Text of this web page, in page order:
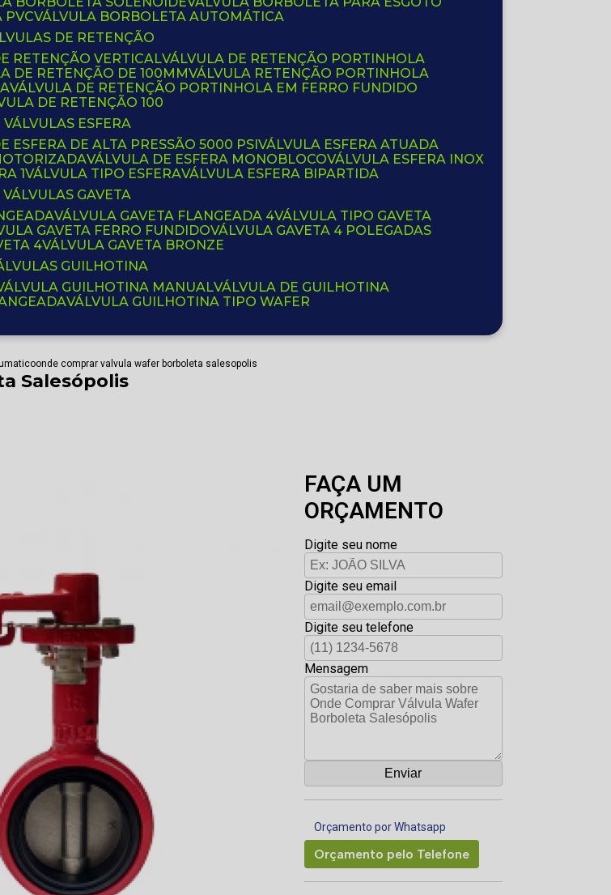
PVC VÁLVULA BORBOLETA AUTOMÁTICA
DE RETENÇÃO
RETENÇÃO VERTICAL VÁLVULA DE RETENÇÃO PORTINHOLA
DE RETENÇÃO DE 100MM
VÁLVULA RETENÇÃO PORTINHOLA
VÁLVULA DE RETENÇÃO PORTINHOLA EM FERRO FUNDIDO
DE RETENÇÃO 100
VÁLVULAS ESFERA
ESFERA DE ALTA PRESSÃO 5000 PSI VÁLVULA ESFERA ATUADA
VÁLVULA DE ESFERA MONOBLOCO VÁLVULA ESFERA INOX
1 VÁLVULA TIPO ESFERA VÁLVULA ESFERA BIPARTIDA
VÁLVULAS GAVETA
VÁLVULA GAVETA FLANGEADA 4 VÁLVULA TIPO GAVETA
GAVETA FERRO FUNDIDO VÁLVULA GAVETA 4 POLEGADAS
4 VÁLVULA GAVETA BRONZE
GUILHOTINA
VÁLVULA GUILHOTINA MANUAL VÁLVULA DE GUILHOTINA
VÁLVULA GUILHOTINA TIPO WAFER
onde comprar valvula wafer borboleta salesopolis
Salesópolis
FAÇA UM
ORÇAMENTO
Digite seu nome
Digite seu email
Digite seu telefone
Mensagem
Orçamento por Whatsapp
Orçamento pelo Telefone